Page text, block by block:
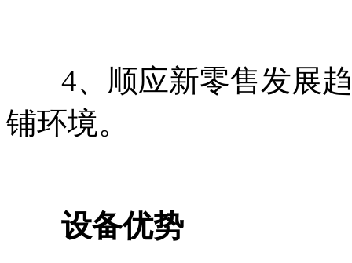
4、顺应新零售发展趋
铺环境。
设备优势